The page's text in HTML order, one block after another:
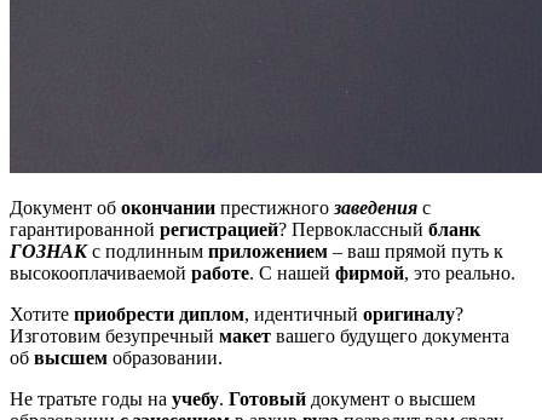
Документ об окончании престижного заведения с
гарантированной регистрацией? Первоклассный бланк
ГОЗНАКс подлинным приложением – ваш прямой путь к
высокооплачиваемой работе. С нашей фирмой, это реально.
Хотите приобрести диплом, идентичный оригиналу?
Изготовим безупречный макет вашего будущего документа
об высшем образовании.
Не тратьте годы на учебу. Готовый документ о высшем